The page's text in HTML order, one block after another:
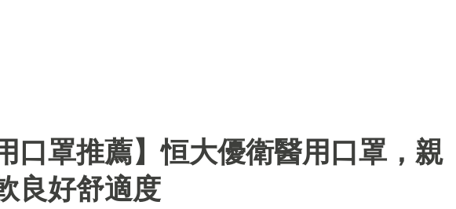
口罩推薦】恒大優衛醫用口罩，親
良好舒適度